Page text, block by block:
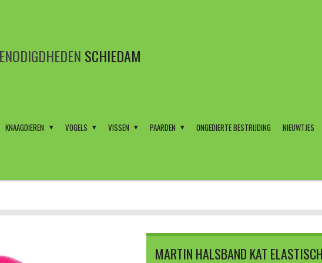
SCHIEDAM
KNAAGDIEREN VOGELS VISSEN PAARDEN ONGEDIERTE BESTRIJDING NIEUWTJES
MARTIN HALSBAND KAT